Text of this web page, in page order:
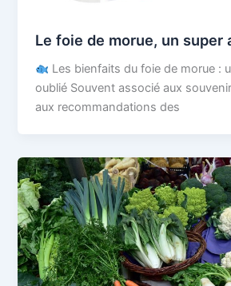
Le foie de morue, un super
Les bienfaits du foie de morue :
oublié Souvent associé aux
aux recommandations des